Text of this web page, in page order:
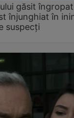
găsit
înjunghiat în
suspecți